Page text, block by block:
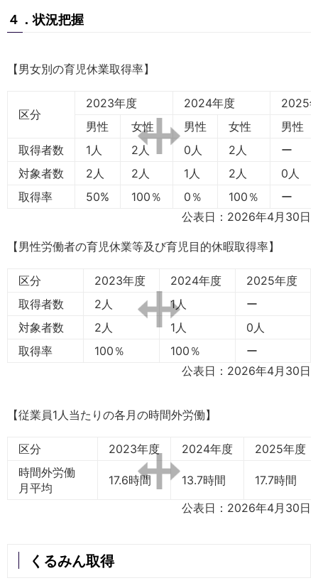
４．状況把握
【男女別の育児休業取得率】
区分
2023年度 2024年度
2025
男性
女性 男性 女性
男性
取得者数
1人 2人 0人 2人
ー
対象者数
2人 2人 1人 2人
0人
取得率
50% 100％ 0％ 100％
ー
公表日：2026年4月30日
【男性労働者の育児休業等及び育児目的休暇取得率】
区分 2023年度 2024年度
2025年度
取得者数
2人 1人
ー
対象者数
2人 1人
0人
取得率
100％ 100％
ー
公表日：2026年4月30日
【従業員1人当たりの各月の時間外労働】
区分 2023年度 2024年度
2025年度
時間外労働
月平均
17.6時間 13.7時間
17.7時間
公表日：2026年4月30日
くるみん取得